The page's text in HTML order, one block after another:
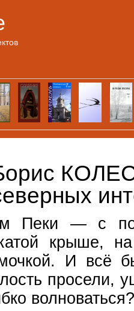
Пеки — с
крыше,
И всё
просели,
волноваться?